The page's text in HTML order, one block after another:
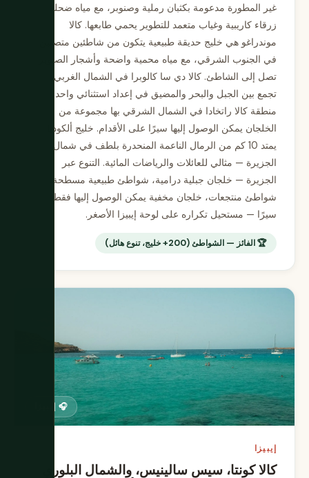
غير المطورة مدعومة بكثبان رملية وصنوبر، مع مياه ضحلة
زرقاء كاريبية وغياب متعمد للتطوير يحمي طابعها. كالا
موندراغو هي خليج حديقة طبيعية يتكون من شاطئين متصلين
في الجنوب الشرقي، مع مياه محمية واضحة وأشجار الصنوبر
تصل إلى الشاطئ. كالا دي سا كالوبرا في الشمال الغربي
تجمع بين الجبل والبحر والمضيق في إعداد استثنائي واحد.
منطقة كالا راتخادا في الشمال الشرقي بها مجموعة من
الخلجان يمكن الوصول إليها سيرًا على الأقدام. خليج ألكوديا
يمتد 10 كم من الرمال الناعمة المنحدرة بلطف في شمال
الجزيرة — مثالي للعائلات والرياضات المائية. التنوع عبر
الجزيرة — خلجان جبلية درامية، شواطئ طبيعية مسطحة،
شواطئ منتجعات، خلجان مخفية يمكن الوصول إليها فقط
سيرًا — مستحيل تكراره على لوحة إيبيزا الأصغر.
🏆 الفائز — الشواطئ (200+ خليج، تنوع هائل)
🎧 إيبيزا
إيبيزا
كالا كونتا، سيس سالينيس، والشمال البلوري